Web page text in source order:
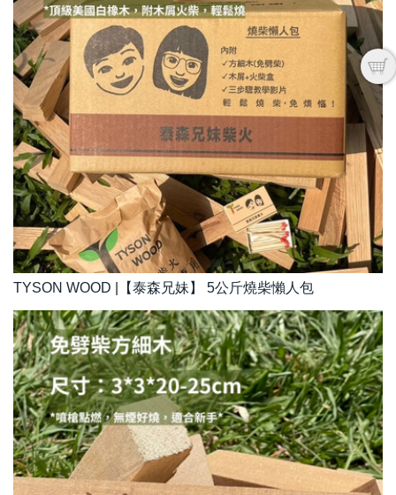
TYSON WOOD |【泰森兄妹】 5公斤燒柴懶人包